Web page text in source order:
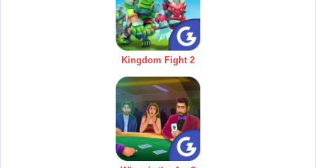
Kingdom Fight 2